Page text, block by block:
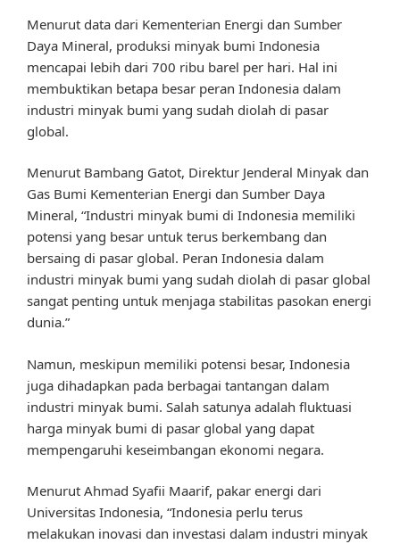
Menurut data dari Kementerian Energi dan Sumber
Daya Mineral, produksi minyak bumi Indonesia
mencapai lebih dari 700 ribu barel per hari. Hal ini
membuktikan betapa besar peran Indonesia dalam
industri minyak bumi yang sudah diolah di pasar
global.
Menurut Bambang Gatot, Direktur Jenderal Minyak dan
Gas Bumi Kementerian Energi dan Sumber Daya
Mineral, “Industri minyak bumi di Indonesia memiliki
potensi yang besar untuk terus berkembang dan
bersaing di pasar global. Peran Indonesia dalam
industri minyak bumi yang sudah diolah di pasar global
sangat penting untuk menjaga stabilitas pasokan energi
dunia.”
Namun, meskipun memiliki potensi besar, Indonesia
juga dihadapkan pada berbagai tantangan dalam
industri minyak bumi. Salah satunya adalah fluktuasi
harga minyak bumi di pasar global yang dapat
mempengaruhi keseimbangan ekonomi negara.
Menurut Ahmad Syafii Maarif, pakar energi dari
Universitas Indonesia, “Indonesia perlu terus
melakukan inovasi dan investasi dalam industri minyak